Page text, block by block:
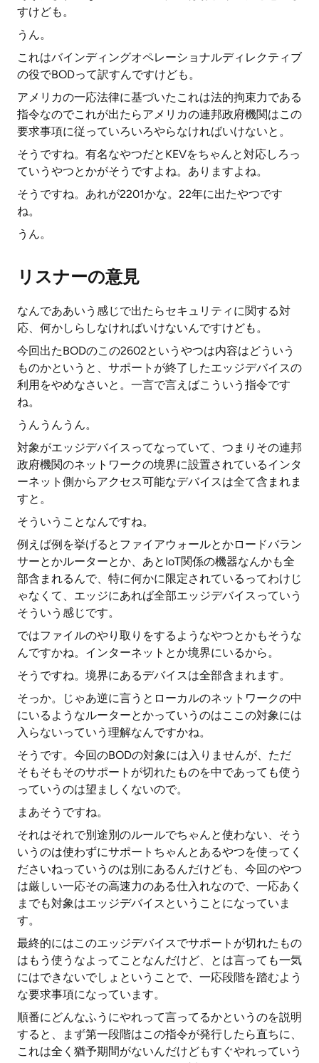
すけども。
うん。
これはバインディングオペレーショナルディレクティブ
の役でBODって訳すんですけども。
アメリカの一応法律に基づいたこれは法的拘束力である
指令なのでこれが出たらアメリカの連邦政府機関はこの
要求事項に従っていろいろやらなければいけないと。
そうですね。有名なやつだとKEVをちゃんと対応しろっ
ていうやつとかがそうですよね。ありますよね。
そうですね。あれが2201かな。22年に出たやつです
ね。
うん。
リスナーの意見
なんでああいう感じで出たらセキュリティに関する対
応、何かしらしなければいけないんですけども。
今回出たBODのこの2602というやつは内容はどういう
ものかというと、サポートが終了したエッジデバイスの
利用をやめなさいと。一言で言えばこういう指令です
ね。
うんうんうん。
対象がエッジデバイスってなっていて、つまりその連邦
政府機関のネットワークの境界に設置されているインタ
ーネット側からアクセス可能なデバイスは全て含まれま
すと。
そういうことなんですね。
例えば例を挙げるとファイアウォールとかロードバラン
サーとかルーターとか、あとIoT関係の機器なんかも全
部含まれるんで、特に何かに限定されているってわけじ
ゃなくて、エッジにあれば全部エッジデバイスっていう
そういう感じです。
ではファイルのやり取りをするようなやつとかもそうな
んですかね。インターネットとか境界にいるから。
そうですね。境界にあるデバイスは全部含まれます。
そっか。じゃあ逆に言うとローカルのネットワークの中
にいるようなルーターとかっていうのはここの対象には
入らないっていう理解なんですかね。
そうです。今回のBODの対象には入りませんが、ただ
そもそもそのサポートが切れたものを中であっても使う
っていうのは望ましくないので。
まあそうですね。
それはそれで別途別のルールでちゃんと使わない、そう
いうのは使わずにサポートちゃんとあるやつを使ってく
ださいねっていうのは別にあるんだけども、今回のやつ
は厳しい一応その高速力のある仕入れなので、一応あく
までも対象はエッジデバイスということになっていま
す。
最終的にはこのエッジデバイスでサポートが切れたもの
はもう使うなよってことなんだけど、とは言っても一気
にはできないでしょということで、一応段階を踏むよう
な要求事項になっています。
順番にどんなふうにやれって言ってるかというのを説明
すると、まず第一段階はこの指令が発行したら直ちに、
これは全く猶予期間がないんだけどもすぐやれっていう